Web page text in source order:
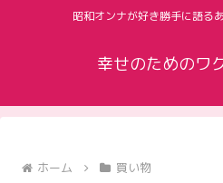
昭和オンナが好き勝手に語る
幸せのためのワ
ホーム 買い物